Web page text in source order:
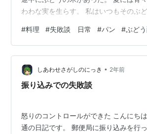
わわな実を生らす。 私はいつもそのぶ
先を掃除していた。 挨拶をしてみた。
するようになった。 転 暑いねえ、寒い
降りそうだ。 雑草がニョキニョキ生え
ちの道なんか通れたものではないですよ
ぶどうは生る。 ぶどうを食べたりしな
#料理 #失敗談 日常 #パン #ぶど
しあわせさがしのにっき • 2年前
振り込みでの失敗談
怒りのコントロールができた こんにち
通の日記です。 郵便局に振り込みを行